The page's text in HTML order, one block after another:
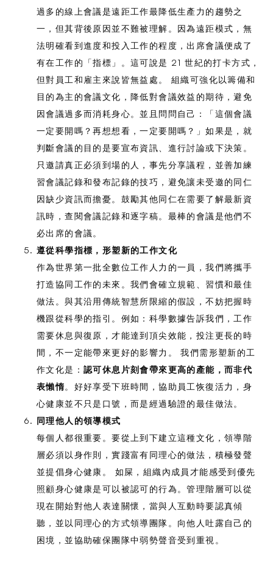
過多的線上會議是遠距工作最降低生產力的趨勢之
一，但其背後原因並不難被理解。因為遠距模式，無
法明確看到進度和投入工作的程度，出席會議便成了
有在工作的「指標」。這可說是 21 世紀的打卡方式，
但對員工和雇主來說皆無益處。 組織可強化以籌備和
目的為主的會議文化，降低對會議效益的期待，避免
因會議過多而消耗身心。並且問問自己：「這個會議
一定要開嗎？再想想看，一定要開嗎？」如果是，就
判斷會議的目的是要宣布資訊、進行討論或下決策。
只邀請真正必須到場的人，事先分享議程，並善加練
習會議記錄和發布記錄的技巧，避免讓未受邀的同仁
因缺少資訊而擔憂。鼓勵其他同仁在需要了解最新資
訊時，查閱會議記錄和逐字稿。最棒的會議是他們不
必出席的會議。
遵從科學指標，形塑新的工作文化
作為世界第一批全數位工作人力的一員，我們將攜手
打造協同工作的未來。我們會確立規範、習慣和最佳
做法。與其沿用傳統智慧所限縮的假設，不妨把握時
機跟從科學的指引。例如：科學數據告訴我們，工作
需要休息與復原，才能達到頂尖效能，投注更長的時
間，不一定能帶來更好的影響力。 我們需形塑新的工
作文化是： 認可休息片刻會帶來更高的產能，而非代
表懶惰。好好享受下班時間，協助員工恢復活力，身
心健康並不只是口號，而是經過驗證的最佳做法。
同理他人的領導模式
每個人都很重要。要從上到下建立這種文化，領導階
層必須以身作則，實踐富有同理心的做法，積極發聲
並提倡身心健康。 如屎，組織內成員才能感受到優先
照顧身心健康是可以被認可的行為。管理階層可以從
現在開始對他人表達關懷，當與人互動時要認真傾
聽，並以同理心的方式領導團隊。向他人吐露自己的
困境，並協助確保團隊中弱勢聲音受到重視。